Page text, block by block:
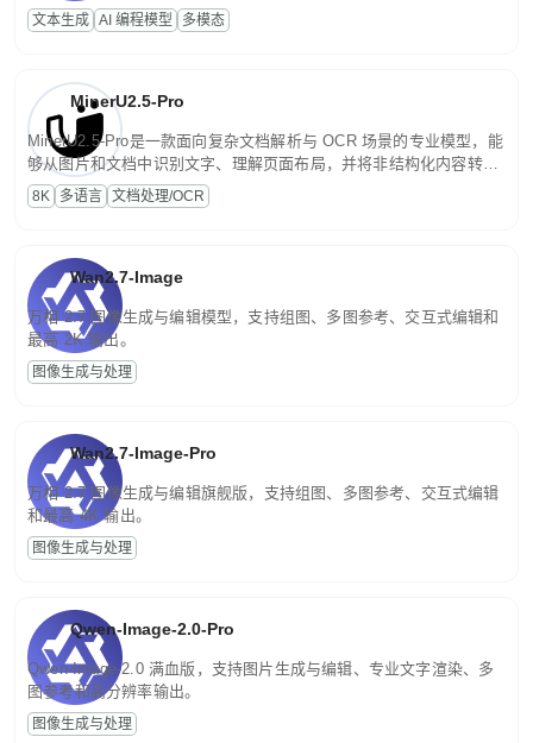
话端到端交付生产级成果。原生视觉理解贯穿规划、执行与验证全流
程，支持超长文档与长视频的深度语义解析。长程任务中自主规划与
文本生成 AI 编程模型 多模态
MinerU2.5-Pro
MinerU2.5-Pro是一款面向复杂文档解析与 OCR 场景的专业模型，能
够从图片和文档中识别文字、理解页面布局，并将非结构化内容转换
为便于存储、检索和二次处理的结构化结果。
8K 多语言 文档处理/OCR
Wan2.7-Image
万相 2.7 图像生成与编辑模型，支持组图、多图参考、交互式编辑和
最高 2K 输出。
图像生成与处理
Wan2.7-Image-Pro
万相 2.7 图像生成与编辑旗舰版，支持组图、多图参考、交互式编辑
和最高 4K 输出。
图像生成与处理
Qwen-Image-2.0-Pro
Qwen-Image-2.0 满血版，支持图片生成与编辑、专业文字渲染、多
图参考和高分辨率输出。
图像生成与处理